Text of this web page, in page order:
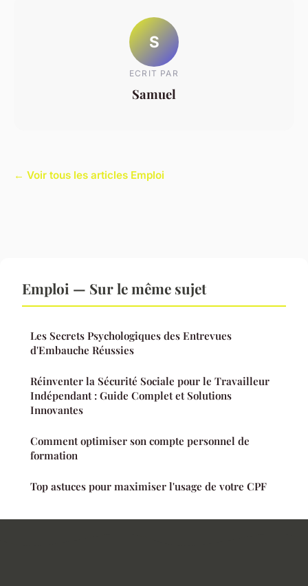
S
ECRIT PAR
Samuel
← Voir tous les articles Emploi
Emploi — Sur le même sujet
Les Secrets Psychologiques des Entrevues
d'Embauche Réussies
Réinventer la Sécurité Sociale pour le Travailleur
Indépendant : Guide Complet et Solutions
Innovantes
Comment optimiser son compte personnel de
formation
Top astuces pour maximiser l'usage de votre CPF